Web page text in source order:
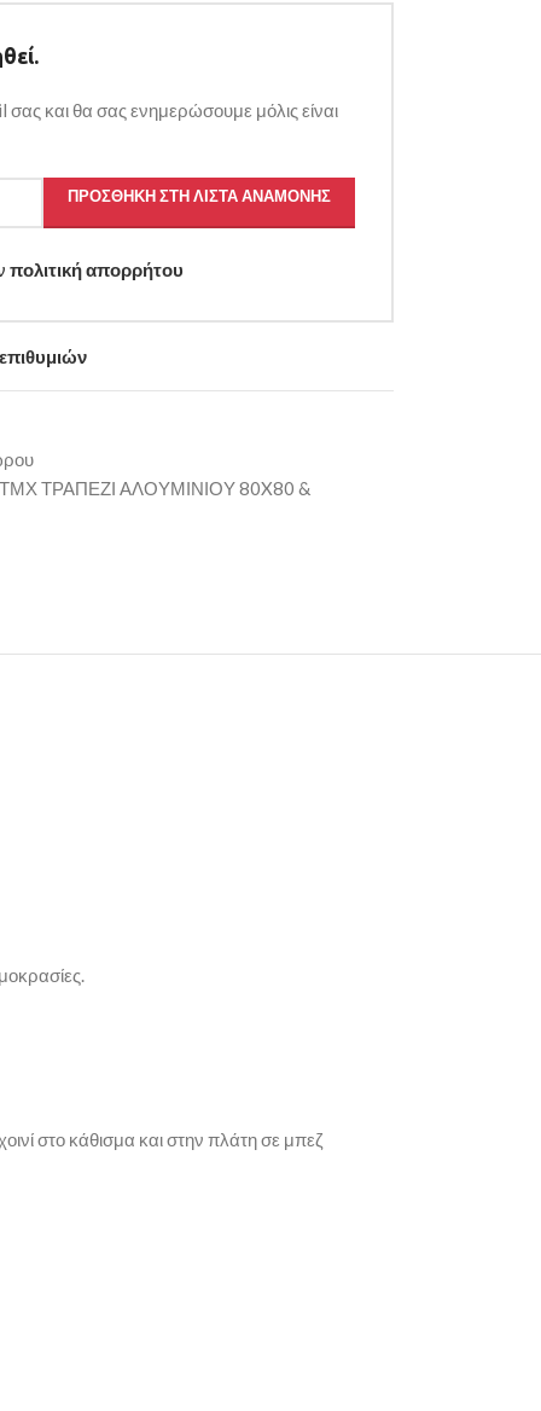
και θα σας ενημερώσουμε μόλις είναι
ΠΡΟΣΘΉΚΗ ΣΤΗ ΛΊΣΤΑ ΑΝΑΜΟΝΉΣ
πολιτική απορρήτου
ΤΡΑΠΕΖΙ ΑΛΟΥΜΙΝΙΟΥ 80X80 &
στο κάθισμα και στην πλάτη σε μπεζ